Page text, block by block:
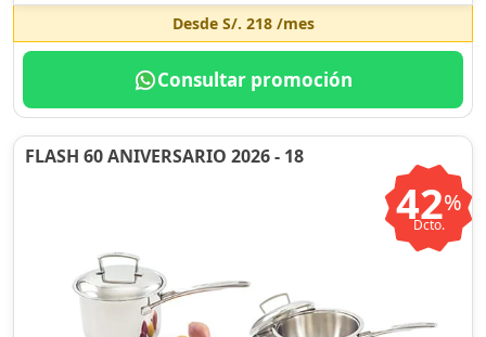
Desde S/. 218/mes
Consultar promoción
FLASH 60 ANIVERSARIO 2026 - 18
42%
Dcto.